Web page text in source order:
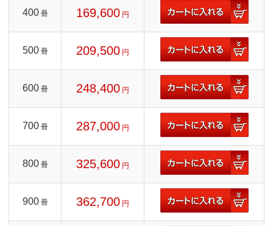
400 冊 169,600 円
500 冊 209,500 円
600 冊 248,400 円
700 冊 287,000 円
800 冊 325,600 円
900 冊 362,700 円